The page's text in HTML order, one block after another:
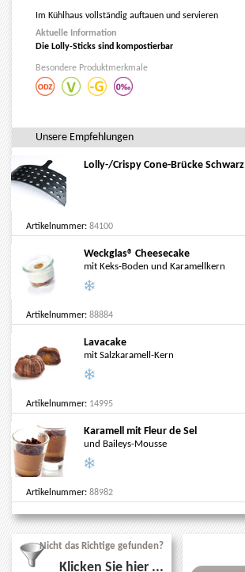
Im Kühlhaus vollständig auftauen und servieren
Aktuelle Information
Die Lolly-Sticks sind kompostierbar
Besondere Produktmerkmale
Unsere Empfehlungen
Lolly-/Crispy Cone-Brücke Schwarz
Artikelnummer: 84100
Weckglas® Cheesecake
mit Keks-Boden und Karamellkern
Artikelnummer: 88884
Lavacake
mit Salzkaramell-Kern
Artikelnummer: 14995
Karamell mit Fleur de Sel
und Baileys-Mousse
Artikelnummer: 88982
Nicht das Richtige gefunden?
Klicken Sie hier ...